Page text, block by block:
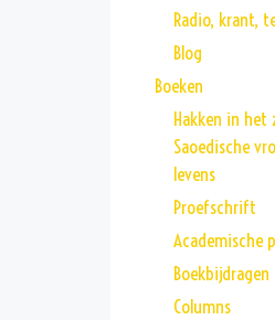
Radio, krant,
Blog
Boeken
Hakken in het
Saoedische
levens
Proefschrift
Academische
Boekbijdragen
Columns